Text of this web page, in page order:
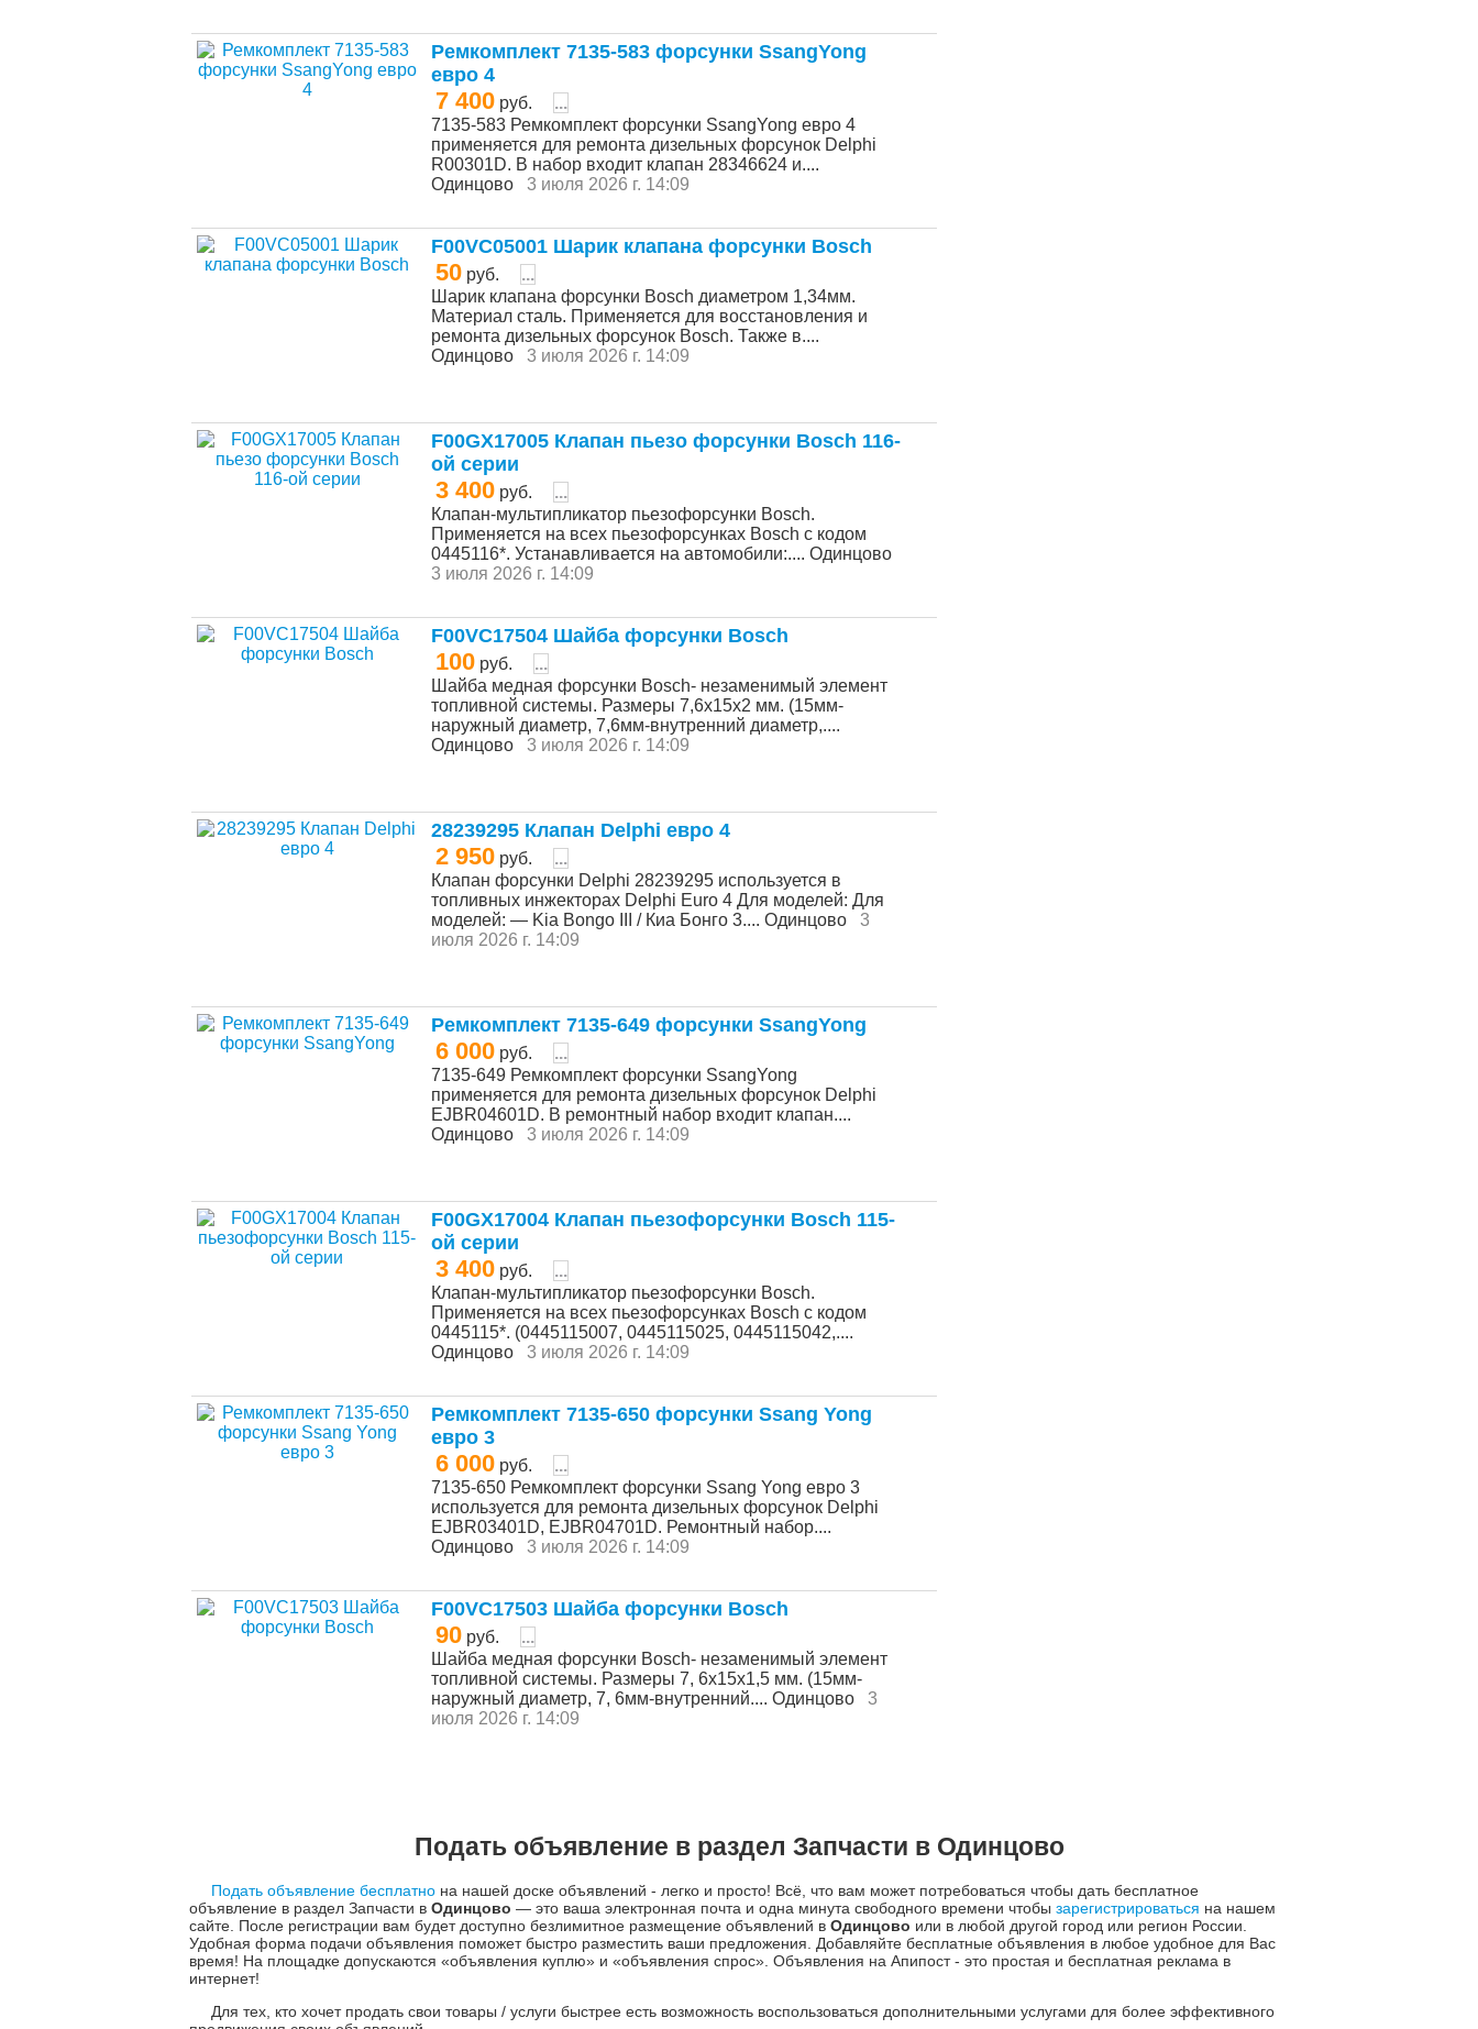
Ремкомплект 7135-583 форсунки SsangYong
евро 4
7 400 руб.
...
7135-583 Ремкомплект форсунки SsangYong евро 4
применяется для ремонта дизельных форсунок Delphi
R00301D. В набор входит клапан 28346624 и....
Одинцово
3 июля 2026 г. 14:09
F00VC05001 Шарик клапана форсунки Bosch
50 руб.
...
Шарик клапана форсунки Bosch диаметром 1,34мм.
Материал сталь. Применяется для восстановления и
ремонта дизельных форсунок Bosch. Также в....
Одинцово
3 июля 2026 г. 14:09
F00GX17005 Клапан пьезо форсунки Bosch 116-
ой серии
3 400 руб.
...
Клапан-мультипликатор пьезофорсунки Bosch.
Применяется на всех пьезофорсунках Bosch с кодом
0445116*. Устанавливается на автомобили:.... Одинцово
3 июля 2026 г. 14:09
F00VC17504 Шайба форсунки Bosch
100 руб.
...
Шайба медная форсунки Bosch- незаменимый элемент
топливной системы. Размеры 7,6х15х2 мм. (15мм-
наружный диаметр, 7,6мм-внутренний диаметр,....
Одинцово
3 июля 2026 г. 14:09
28239295 Клапан Delphi евро 4
2 950 руб.
...
Клапан форсунки Delphi 28239295 используется в
топливных инжекторах Delphi Euro 4 Для моделей: Для
моделей: — Kia Bongo III / Киа Бонго 3.... Одинцово
3
июля 2026 г. 14:09
Ремкомплект 7135-649 форсунки SsangYong
6 000 руб.
...
7135-649 Ремкомплект форсунки SsangYong
применяется для ремонта дизельных форсунок Delphi
EJBR04601D. В ремонтный набор входит клапан....
Одинцово
3 июля 2026 г. 14:09
F00GX17004 Клапан пьезофорсунки Bosch 115-
ой серии
3 400 руб.
...
Клапан-мультипликатор пьезофорсунки Bosch.
Применяется на всех пьезофорсунках Bosch с кодом
0445115*. (0445115007, 0445115025, 0445115042,....
Одинцово
3 июля 2026 г. 14:09
Ремкомплект 7135-650 форсунки Ssang Yong
евро 3
6 000 руб.
...
7135-650 Ремкомплект форсунки Ssang Yong евро 3
используется для ремонта дизельных форсунок Delphi
EJBR03401D, EJBR04701D. Ремонтный набор....
Одинцово
3 июля 2026 г. 14:09
F00VC17503 Шайба форсунки Bosch
90 руб.
...
Шайба медная форсунки Bosch- незаменимый элемент
топливной системы. Размеры 7, 6х15х1,5 мм. (15мм-
наружный диаметр, 7, 6мм-внутренний.... Одинцово
3
июля 2026 г. 14:09
Подать объявление в раздел Запчасти в Одинцово
Подать объявление бесплатно на нашей доске объявлений - легко и просто! Всё, что вам может потребоваться чтобы дать бесплатное
объявление в раздел Запчасти в Одинцово — это ваша электронная почта и одна минута свободного времени чтобы зарегистрироваться на нашем
сайте. После регистрации вам будет доступно безлимитное размещение объявлений в Одинцово или в любой другой город или регион России.
Удобная форма подачи объявления поможет быстро разместить ваши предложения. Добавляйте бесплатные объявления в любое удобное для Вас
время! На площадке допускаются «объявления куплю» и «объявления спрос». Объявления на Апипост - это простая и бесплатная реклама в
интернет!
Для тех, кто хочет продать свои товары / услуги быстрее есть возможность воспользоваться дополнительными услугами для более эффективного